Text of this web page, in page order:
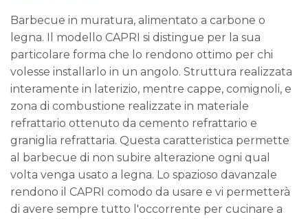
Barbecue in muratura, alimentato a carbone o
legna. Il modello CAPRI si distingue per la sua
particolare forma che lo rendono ottimo per chi
volesse installarlo in un angolo. Struttura realizzata
interamente in laterizio, mentre cappe, comignoli, e
zona di combustione realizzate in materiale
refrattario ottenuto da cemento refrattario e
graniglia refrattaria. Questa caratteristica permette
al barbecue di non subire alterazione ogni qual
volta venga usato a legna. Lo spazioso davanzale
rendono il CAPRI comodo da usare e vi permetterà
di avere sempre tutto l'occorrente per cucinare a